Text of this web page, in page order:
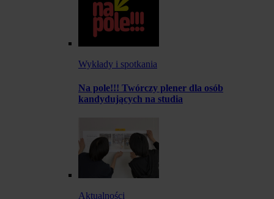
Wykłady i spotkania
Na pole!!! Twórczy plener dla osób
kandydujących na studia
Aktualności